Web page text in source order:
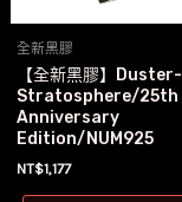
全新黑膠
【全新黑膠】Duster-
Stratosphere/25th
Anniversary
Edition/NUM925
NT$1,177